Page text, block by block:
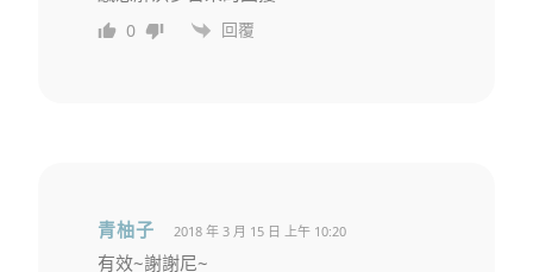
0 回覆
青柚子 2018 年 3 月 15 日 上午 10:20
有效~謝謝尼~